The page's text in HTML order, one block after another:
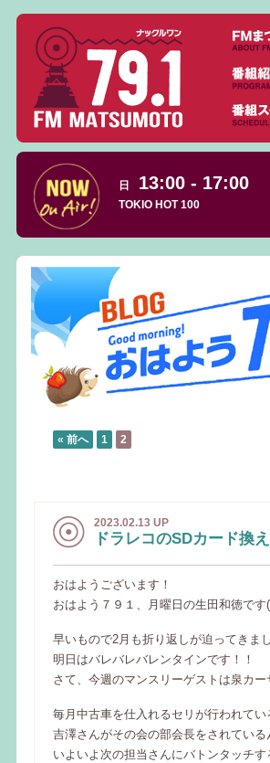
日 13:00 - 17:00
TOKIO HOT 100
« 前へ 1 2
2023.02.13 UP
ドラレコのSDカード換
おはようございます！
おはよう７９１、月曜日の生田和徳です
早いもので2月も折り返しが迫ってきま
明日はバレバレバレンタインです！！
さて、今週のマンスリーゲストは泉カ
毎月中古車を仕入れるセリが行われてい
吉澤さんがその会の部会長をされている
いよいよ次の担当さんにバトンタッチす